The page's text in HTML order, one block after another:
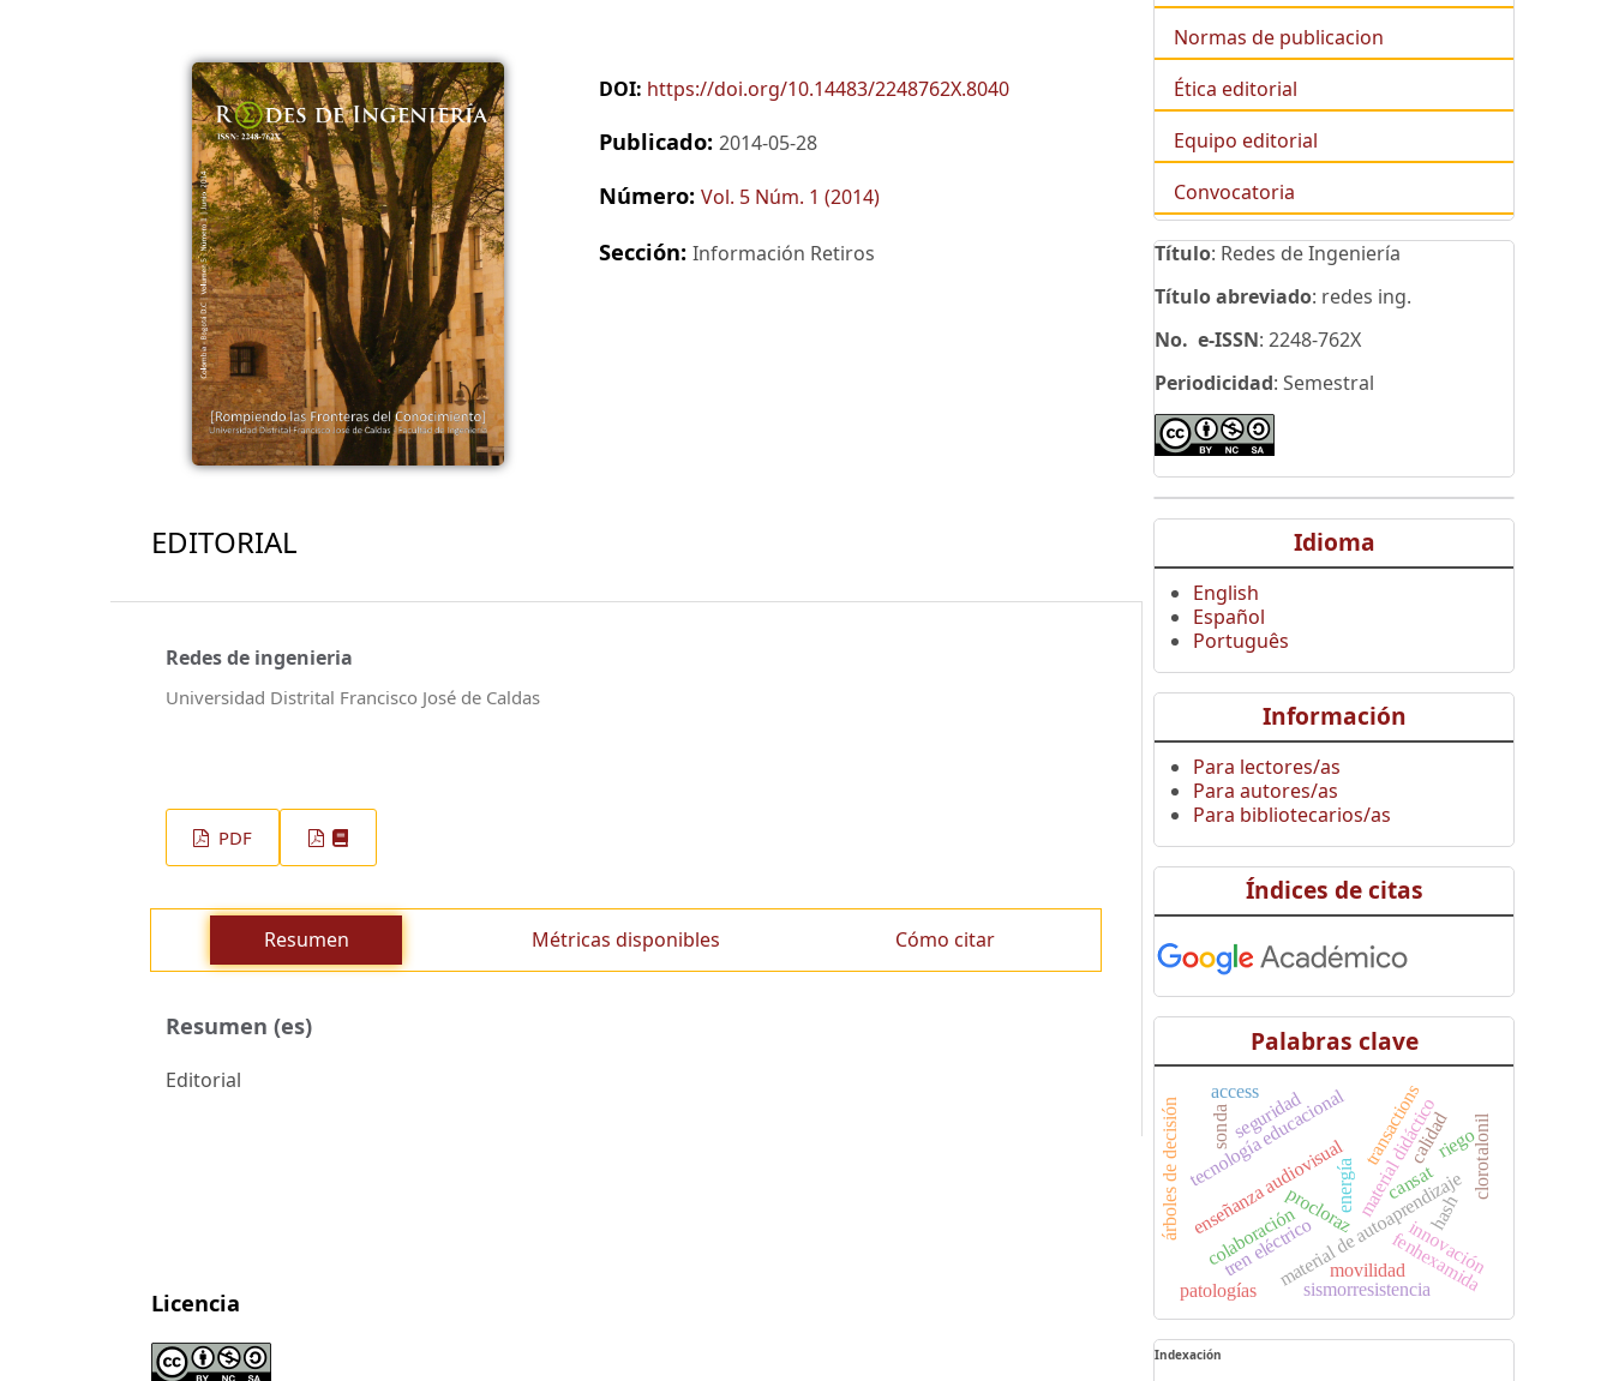
DOI: https://doi.org/10.14483/2248762X.8040
Publicado: 2014-05-28
Número: Vol. 5 Núm. 1 (2014)
Sección: Información Retiros
EDITORIAL
Redes de ingenieria
Universidad Distrital Francisco José de Caldas
PDF
Resumen Métricas disponibles Cómo citar
Resumen (es)
Editorial
Licencia
Normas de publicacion
Ética editorial
Equipo editorial
Convocatoria
Título: Redes de Ingeniería
Título abreviado: redes ing.
No. e-ISSN: 2248-762X
Periodicidad: Semestral
Idioma
English
Español
Português
Información
Para lectores/as
Para autores/as
Para bibliotecarios/as
Índices de citas
Palabras clave
enseñanza audiovisual
tecnología educacionalmaterial didáctico
material de autoaprendizaje
clorotalonil
fenhexamida
procloraz
cansat
sonda
árboles de decisión colaboración innovación
energía
movilidad
tren eléctrico
hash
seguridad transactions
sismorresistencia
access
patologías
calidadriego
Indexación